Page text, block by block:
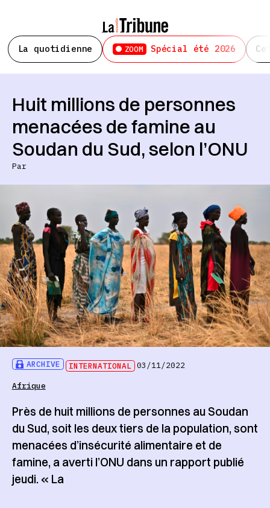
La quotidienne ZOOM Spécial été 2026
ARCHIVE INTERNATIONAL 03/11/2022
Afrique
Huit millions de personnes
menacées de famine au
Soudan du Sud, selon l’ONU
Par
Près de huit millions de personnes au Soudan
du Sud, soit les deux tiers de la population, sont
menacées d’insécurité alimentaire et de
famine, a averti l’ONU dans un rapport publié
jeudi. « La